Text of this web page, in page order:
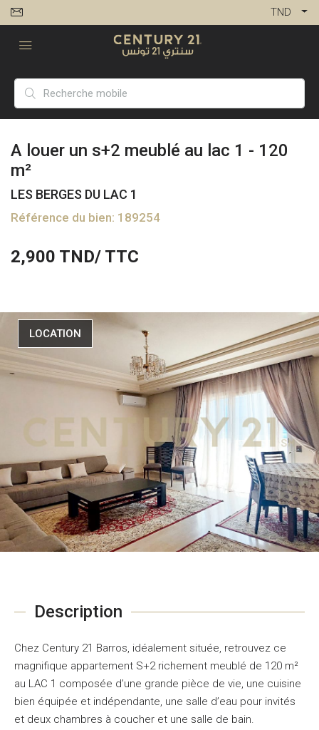
TND
A louer un s+2 meublé au lac 1 - 120
m²
LES BERGES DU LAC 1
Référence du bien: 189254
2,900 TND/ TTC
LOCATION
Description
Chez Century 21 Barros, idéalement située, retrouvez ce
magnifique appartement S+2 richement meublé de 120 m²
au LAC 1 composée d’une grande pièce de vie, une cuisine
bien équipée et indépendante, une salle d’eau pour invités
et deux chambres à coucher et une salle de bain.